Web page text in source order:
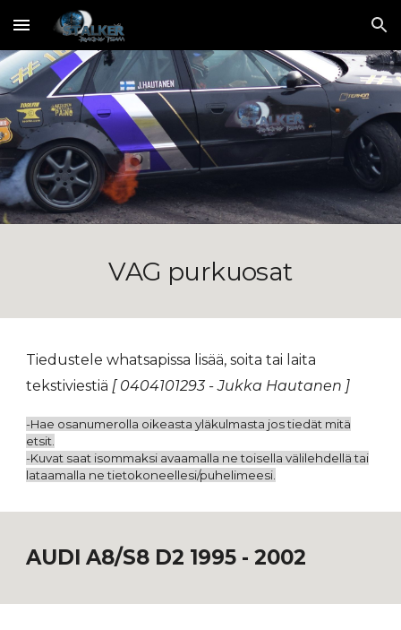
Skip to main content Skip to navigation
VAG purkuosat
Tiedustele whatsapissa lisää, soita tai laita
tekstiviestiä [ 0404101293 - Jukka Hautanen ]
-Hae osanumerolla oikeasta yläkulmasta jos tiedät mitä
etsit.
-Kuvat saat isommaksi avaamalla ne toisella välilehdellä tai
lataamalla ne tietokoneellesi/puhelimeesi.
AUDI A8/S8 D2 1995 - 2002